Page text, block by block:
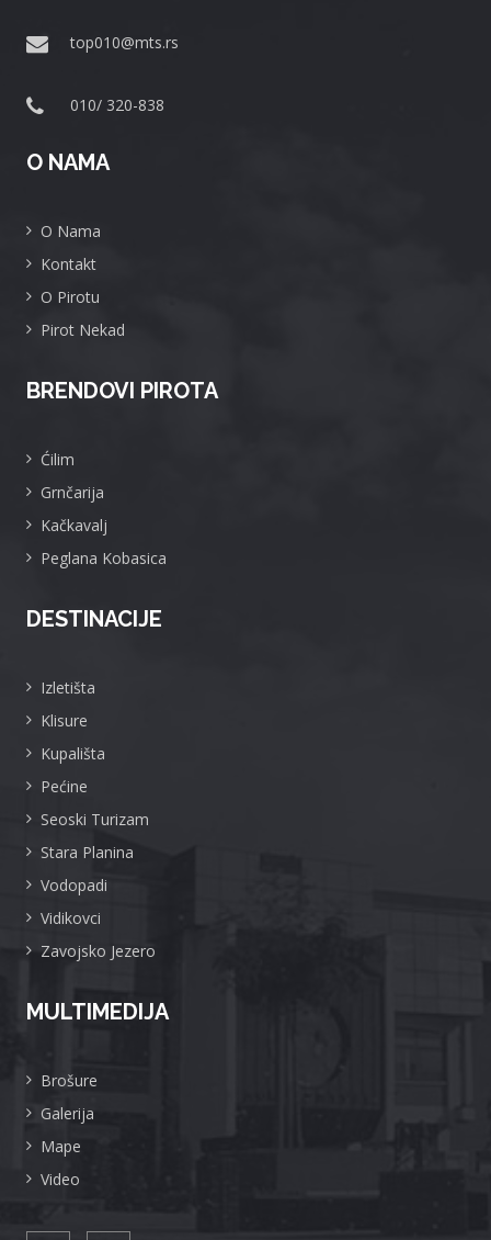
top010@mts.rs
010/ 320-838
O NAMA
O Nama
Kontakt
O Pirotu
Pirot Nekad
BRENDOVI PIROTA
Ćilim
Grnčarija
Kačkavalj
Peglana Kobasica
DESTINACIJE
Izletišta
Klisure
Kupališta
Pećine
Seoski Turizam
Stara Planina
Vodopadi
Vidikovci
Zavojsko Jezero
MULTIMEDIJA
Brošure
Galerija
Mape
Video